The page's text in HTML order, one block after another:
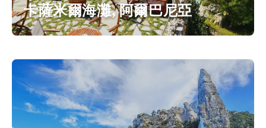
卡薩米爾海灘, 阿爾巴尼亞